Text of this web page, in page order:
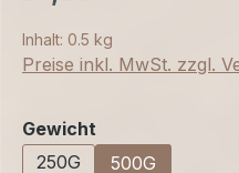
Inhalt: 0.5 kg
Preise inkl. MwSt. zzgl.
Gewicht
250G
500G